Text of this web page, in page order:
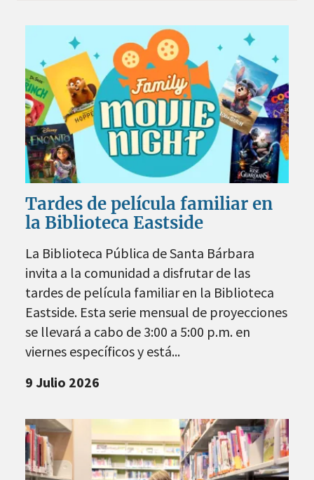
Tardes de película familiar en
la Biblioteca Eastside
La Biblioteca Pública de Santa Bárbara
invita a la comunidad a disfrutar de las
tardes de película familiar en la Biblioteca
Eastside. Esta serie mensual de proyecciones
se llevará a cabo de 3:00 a 5:00 p.m. en
viernes específicos y está...
9 Julio 2026